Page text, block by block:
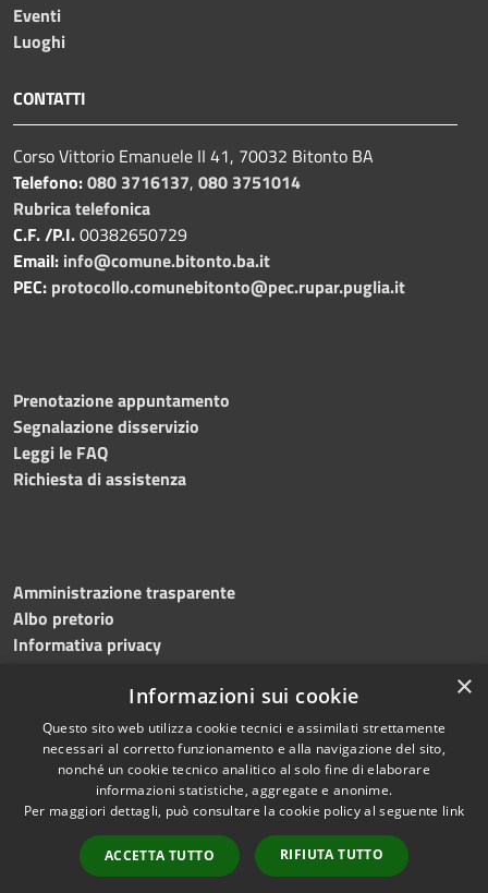
Eventi
Luoghi
CONTATTI
Corso Vittorio Emanuele II 41, 70032 Bitonto BA
Telefono:080 3716137, 080 3751014
Rubrica telefonica
C.F. /P.I.00382650729
Email: info@comune.bitonto.ba.it
PEC: protocollo.comunebitonto@pec.rupar.puglia.it
Prenotazione appuntamento
Segnalazione disservizio
Leggi le FAQ
Richiesta di assistenza
Amministrazione trasparente
Albo pretorio
Informativa privacy
Dichiarazione di accessibilità Meccanismo di feedback
RSS
Accessibilità
Copyright © 2026 • Comune di
Bitonto • Powered by
Municipium•
Accesso
redazione
×
Informazioni sui cookie
Questo sito web utilizza cookie tecnici e assimilati strettamente
necessari al corretto funzionamento e alla navigazione del sito,
nonché un cookie tecnico analitico al solo fine di elaborare
informazioni statistiche, aggregate e anonime.
Per maggiori dettagli, può consultare la cookie policy al seguente link
ACCETTA TUTTO RIFIUTA TUTTO